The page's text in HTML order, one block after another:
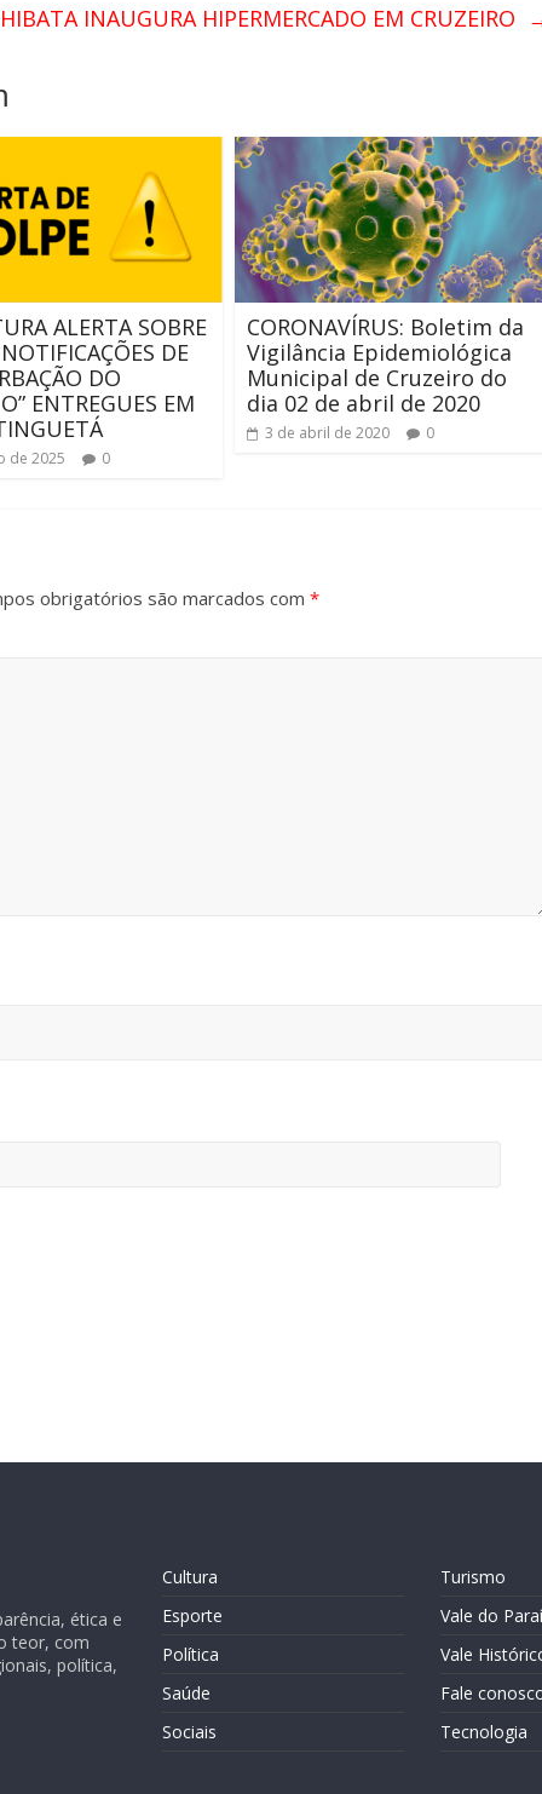
INAUGURA HIPERMERCADO EM CRUZEIRO
ALERTA SOBRE
DE
DO
ENTREGUES EM
de 2025 0
CORONAVÍRUS: Boletim da
Vigilância Epidemiológica
Municipal de Cruzeiro do
dia 02 de abril de 2020
3 de abril de 2020 0
obrigatórios são marcados com *
ética e
teor, com
política,
Cultura
Esporte
Política
Saúde
Sociais
Turismo
Vale do
Vale
Fale
Tecnologia